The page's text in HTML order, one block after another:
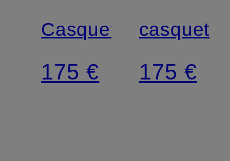
Casquette
175 €
casquette
175 €